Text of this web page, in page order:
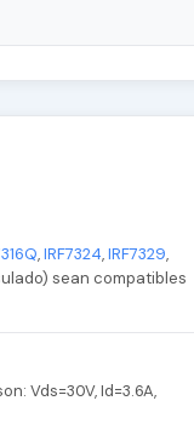
,IRF7324,IRF7329,
sean compatibles
Vds=30V, Id=3.6A,